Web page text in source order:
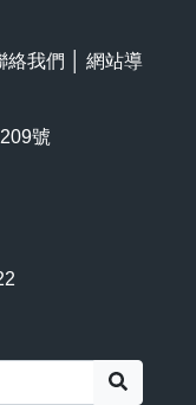
絡我們
網站導
號